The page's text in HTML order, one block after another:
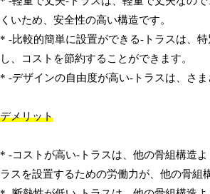
くいため、安全性の高い構造です。
* -比較的簡単に設置ができる-トラスは、
し、コストを節約することができます。
* -デザインの自由度が高い-トラスは、さ
デメリット
* -コストが高い-トラスは、他の骨組構造
ラスを設置するための労働力が、他の骨組